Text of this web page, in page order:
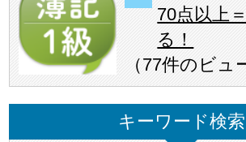
70点以上
る！
（77件のビュ
キーワード検索